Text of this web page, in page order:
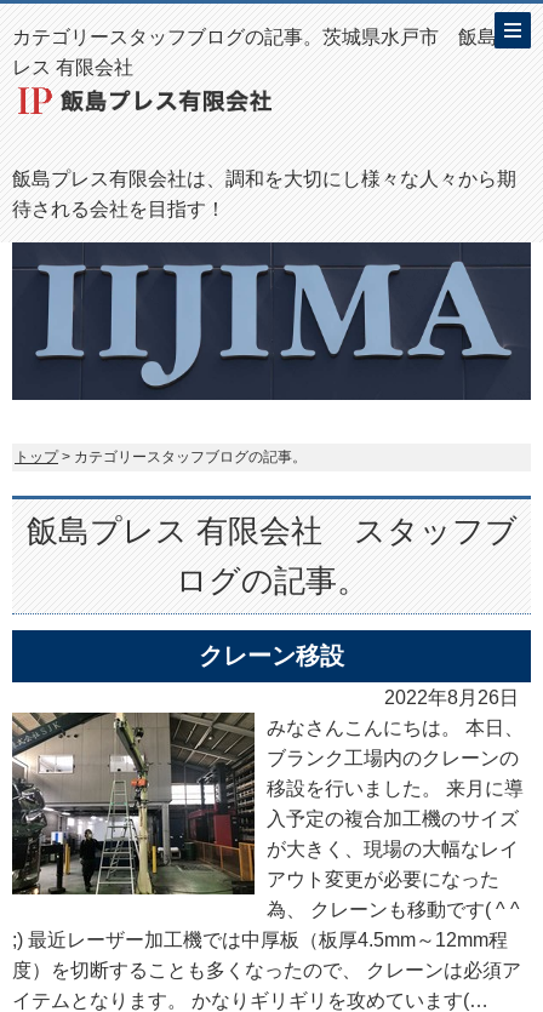
カテゴリースタッフブログの記事。茨城県水戸市 飯島プ
レス 有限会社
飯島プレス有限会社は、調和を大切にし様々な人々から期
待される会社を目指す！
トップ> カテゴリースタッフブログの記事。
飯島プレス 有限会社 スタッフブ
ログの記事。
クレーン移設
2022年8月26日
みなさんこんにちは。 本日、
ブランク工場内のクレーンの
移設を行いました。 来月に導
入予定の複合加工機のサイズ
が大きく、現場の大幅なレイ
アウト変更が必要になった
為、 クレーンも移動です( ^ ^
;) 最近レーザー加工機では中厚板（板厚4.5mm～12mm程
度）を切断することも多くなったので、 クレーンは必須ア
イテムとなります。 かなりギリギリを攻めています(…